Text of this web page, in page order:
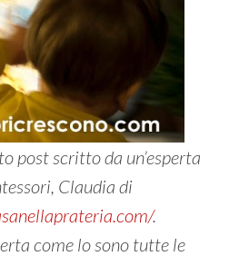
post scritto da un’esperta
Claudia di
.
come lo sono tutte le